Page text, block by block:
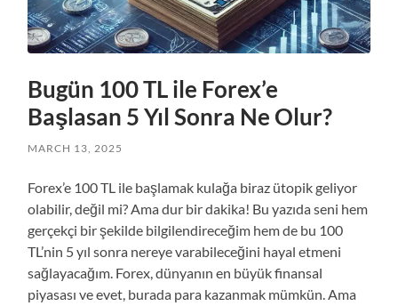
Bugün 100 TL ile Forex’e
Başlasan 5 Yıl Sonra Ne Olur?
MARCH 13, 2025
Forex’e 100 TL ile başlamak kulağa biraz ütopik geliyor
olabilir, değil mi? Ama dur bir dakika! Bu yazıda seni hem
gerçekçi bir şekilde bilgilendireceğim hem de bu 100
TL’nin 5 yıl sonra nereye varabileceğini hayal etmeni
sağlayacağım. Forex, dünyanın en büyük finansal
piyasası ve evet, burada para kazanmak mümkün. Ama